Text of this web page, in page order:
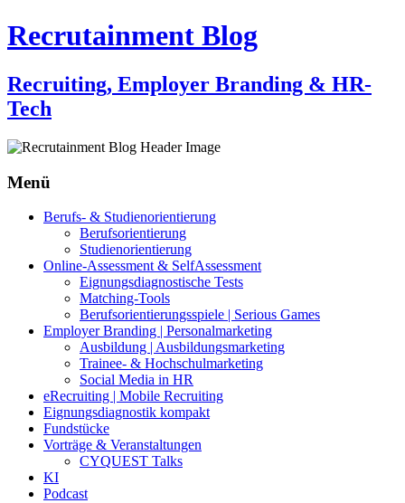
Recrutainment Blog
Recruiting, Employer Branding & HR-
Tech
Menü
Zum
Berufs- & Studienorientierung
Berufsorientierung
Studienorientierung
Online-Assessment & SelfAssessment
Eignungsdiagnostische Tests
Matching-Tools
Berufsorientierungsspiele | Serious Games
Employer Branding | Personalmarketing
Ausbildung | Ausbildungsmarketing
Trainee- & Hochschulmarketing
Social Media in HR
eRecruiting | Mobile Recruiting
Eignungsdiagnostik kompakt
Fundstücke
Vorträge & Veranstaltungen
CYQUEST Talks
KI
Podcast